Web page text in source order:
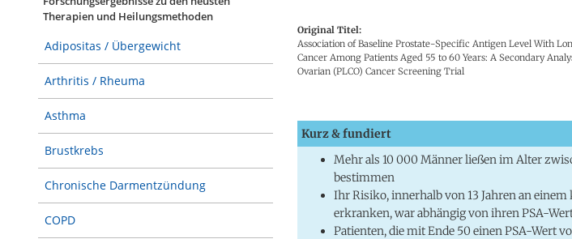
Therapien und Heilungsmethoden
Adipositas / Übergewicht
Arthritis / Rheuma
Asthma
Brustkrebs
Chronische Darmentzündung
COPD
Original Titel:
Association of Baseline Prostate-Specific Antigen Level With
Cancer Among Patients Aged 55 to 60 Years: A Secondary
Ovarian (PLCO) Cancer Screening Trial
Kurz & fundiert
Mehr als 10 000 Männer ließen im Alter
bestimmen
Ihr Risiko, innerhalb von 13 Jahren an
erkranken, war abhängig von ihren PSA-
Patienten, die mit Ende 50 einen PSA-Wert